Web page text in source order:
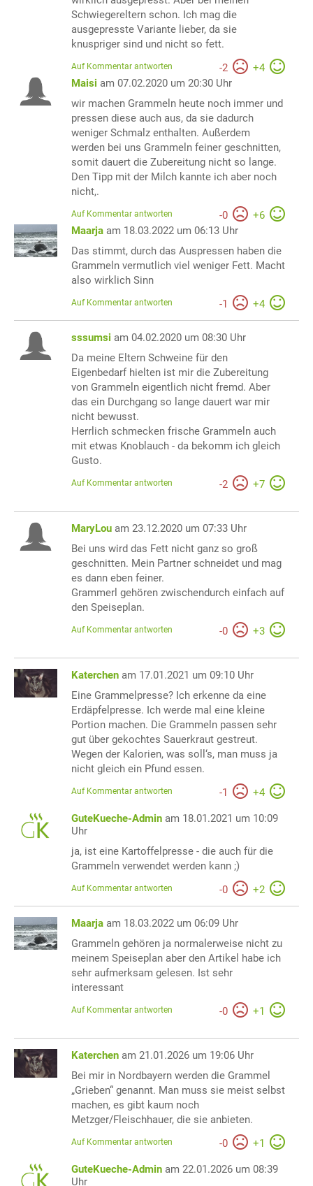
Schwiegereltern schon. Ich mag die
ausgepresste Variante lieber, da sie
knuspriger sind und nicht so fett.
-2 +4
Auf Kommentar antworten
Maisi am 07.02.2020 um 20:30 Uhr
wir machen Grammeln heute noch immer und
pressen diese auch aus, da sie dadurch
weniger Schmalz enthalten. Außerdem
werden bei uns Grammeln feiner geschnitten,
somit dauert die Zubereitung nicht so lange.
Den Tipp mit der Milch kannte ich aber noch
nicht,.
-0 +6
Auf Kommentar antworten
Maarja am 18.03.2022 um 06:13 Uhr
Das stimmt, durch das Auspressen haben die
Grammeln vermutlich viel weniger Fett. Macht
also wirklich Sinn
-1 +4
Auf Kommentar antworten
sssumsi am 04.02.2020 um 08:30 Uhr
Da meine Eltern Schweine für den
Eigenbedarf hielten ist mir die Zubereitung
von Grammeln eigentlich nicht fremd. Aber
das ein Durchgang so lange dauert war mir
nicht bewusst.
Herrlich schmecken frische Grammeln auch
mit etwas Knoblauch - da bekomm ich gleich
Gusto.
-2 +7
Auf Kommentar antworten
MaryLou am 23.12.2020 um 07:33 Uhr
Bei uns wird das Fett nicht ganz so groß
geschnitten. Mein Partner schneidet und mag
es dann eben feiner.
Grammerl gehören zwischendurch einfach auf
den Speiseplan.
-0 +3
Auf Kommentar antworten
Katerchen am 17.01.2021 um 09:10 Uhr
Eine Grammelpresse? Ich erkenne da eine
Erdäpfelpresse. Ich werde mal eine kleine
Portion machen. Die Grammeln passen sehr
gut über gekochtes Sauerkraut gestreut.
Wegen der Kalorien, was soll‘s, man muss ja
nicht gleich ein Pfund essen.
-1 +4
Auf Kommentar antworten
GuteKueche-Admin am 18.01.2021 um 10:09
Uhr
ja, ist eine Kartoffelpresse - die auch für die
Grammeln verwendet werden kann ;)
-0 +2
Auf Kommentar antworten
Maarja am 18.03.2022 um 06:09 Uhr
Grammeln gehören ja normalerweise nicht zu
meinem Speiseplan aber den Artikel habe ich
sehr aufmerksam gelesen. Ist sehr
interessant
-0 +1
Auf Kommentar antworten
Katerchen am 21.01.2026 um 19:06 Uhr
Bei mir in Nordbayern werden die Grammel
„Grieben“ genannt. Man muss sie meist selbst
machen, es gibt kaum noch
Metzger/Fleischhauer, die sie anbieten.
-0 +1
Auf Kommentar antworten
GuteKueche-Admin am 22.01.2026 um 08:39
Uhr